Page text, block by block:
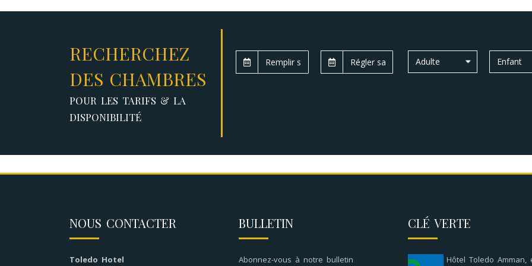
RECHERCHEZ
DES CHAMBRES
POUR LES TARIFS & LA
DISPONIBILITÉ
Adulte Enfant
NOUS CONTACTER
Toledo Hotel
BULLETIN
Abonnez-vous à notre bulletin
CLÉ VERTE
Hôtel Toledo Amman,